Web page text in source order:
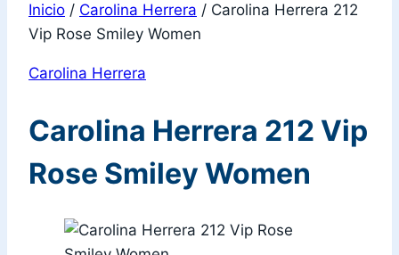
Inicio / Carolina Herrera / Carolina Herrera 212
Vip Rose Smiley Women
Carolina Herrera
Carolina Herrera 212 Vip
Rose Smiley Women